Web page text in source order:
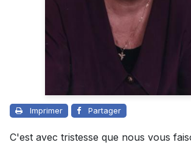
Imprimer Partager
C'est avec tristesse que nous vous